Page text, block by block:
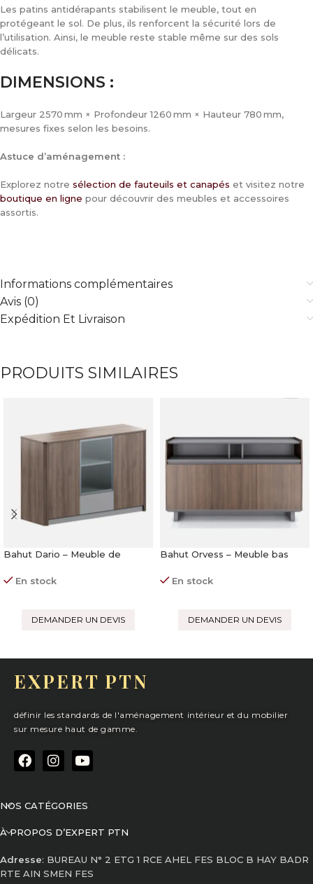
Les patins antidérapants stabilisent le meuble, tout en
protégeant le sol. De plus, ils renforcent la sécurité lors de
l’utilisation. Ainsi, le meuble reste stable même sur des sols
délicats.
DIMENSIONS :
Largeur 2570 mm × Profondeur 1260 mm × Hauteur 780 mm,
mesures fixes selon les besoins.
Astuce d’aménagement :
Explorez notre sélection de fauteuils et canapés et visitez notre
boutique en ligne pour découvrir des meubles et accessoires
assortis.
Informations complémentaires
Avis (0)
Expédition Et Livraison
PRODUITS SIMILAIRES
Bahut Dario – Meuble de
En stock
DEMANDER UN DEVIS
Bahut Orvess – Meuble bas
En stock
DEMANDER UN DEVIS
EXPERT PTN
définir les standards de l'aménagement intérieur et du mobilier
sur mesure haut de gamme.
NOS CATÉGORIES
À PROPOS D’EXPERT PTN
Adresse: BUREAU N° 2 ETG 1 RCE AHEL FES BLOC B HAY BADR
RTE AIN SMEN FES